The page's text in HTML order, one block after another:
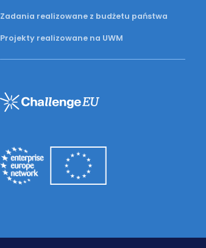
Zadania realizowane z budżetu państwa
Projekty realizowane na UWM